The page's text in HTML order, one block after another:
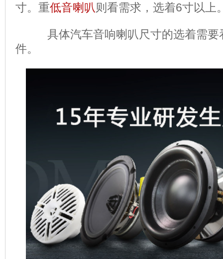
寸。重低音喇叭则看需求，选着6寸以上
具体汽车音响喇叭尺寸的选着需要
件。